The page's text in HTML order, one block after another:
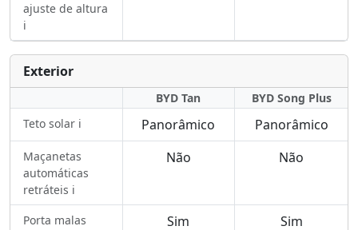
ajuste de altura
ℹ️
Exterior
BYD Tan
BYD Song Plus
Teto solar ℹ️
Panorâmico Panorâmico
Maçanetas
automáticas
retráteis ℹ️
Não Não
Porta malas
Sim Sim